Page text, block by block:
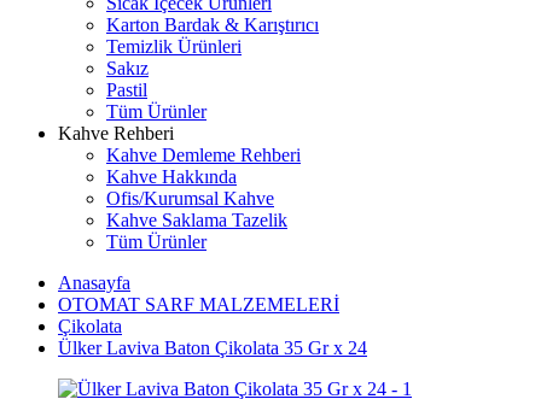
Karton Bardak & Karıştırıcı
Temizlik Ürünleri
Sakız
Pastil
Tüm Ürünler
Kahve Rehberi
Kahve Demleme Rehberi
Kahve Hakkında
Ofis/Kurumsal Kahve
Kahve Saklama Tazelik
Tüm Ürünler
Anasayfa
OTOMAT SARF MALZEMELERİ
Çikolata
Ülker Laviva Baton Çikolata 35 Gr x 24